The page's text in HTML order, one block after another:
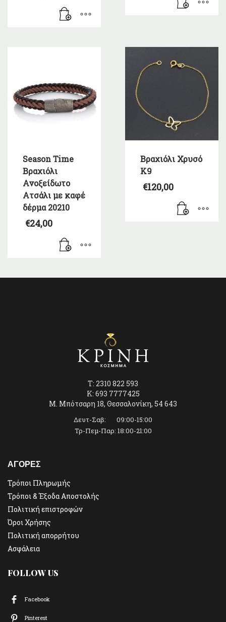
Season Time
Βραχιόλι
Ανοξείδωτο
Ατσάλι με καφέ
δέρμα 20210
€24,00
Βραχιόλι Χρυσό
Κ9
€120,00
T: 2310 822 593
K: 693 7777425
Μ. Μπότσαρη 18, Θεσσαλονίκη, 54 643
Δευτ-Σαβ: 09:00-15:00
Τρ-Πεμ-Παρ: 18:00-21:00
ΑΓΟΡΕΣ
Τρόποι Πληρωμής
Τρόποι & Έξοδα Αποστολής
Πολιτική επιστροφών
Όροι Χρήσης
Πολιτική απορρήτου
Ασφάλεια
FOLLOW US
Facebook
Pinterest